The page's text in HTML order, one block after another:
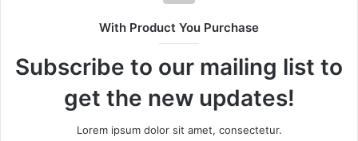
With Product You Purchase
Subscribe to our mailing list to
get the new updates!
Lorem ipsum dolor sit amet, consectetur.